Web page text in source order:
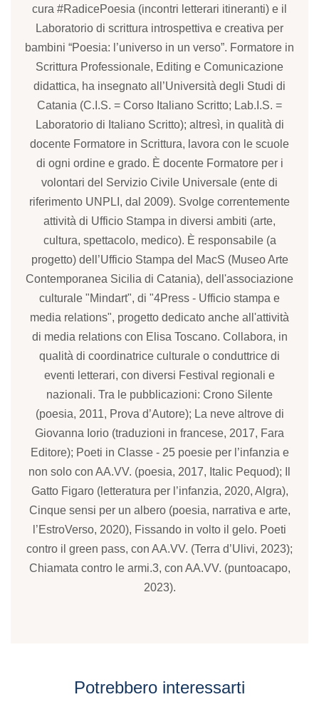
cura #RadicePoesia (incontri letterari itineranti) e il
Laboratorio di scrittura introspettiva e creativa per
bambini “Poesia: l’universo in un verso”. Formatore in
Scrittura Professionale, Editing e Comunicazione
didattica, ha insegnato all’Università degli Studi di
Catania (C.I.S. = Corso Italiano Scritto; Lab.I.S. =
Laboratorio di Italiano Scritto); altresì, in qualità di
docente Formatore in Scrittura, lavora con le scuole
di ogni ordine e grado. È docente Formatore per i
volontari del Servizio Civile Universale (ente di
riferimento UNPLI, dal 2009). Svolge correntemente
attività di Ufficio Stampa in diversi ambiti (arte,
cultura, spettacolo, medico). È responsabile (a
progetto) dell’Ufficio Stampa del MacS (Museo Arte
Contemporanea Sicilia di Catania), dell'associazione
culturale "Mindart", di "4Press - Ufficio stampa e
media relations", progetto dedicato anche all'attività
di media relations con Elisa Toscano. Collabora, in
qualità di coordinatrice culturale o conduttrice di
eventi letterari, con diversi Festival regionali e
nazionali. Tra le pubblicazioni: Crono Silente
(poesia, 2011, Prova d’Autore); La neve altrove di
Giovanna Iorio (traduzioni in francese, 2017, Fara
Editore); Poeti in Classe - 25 poesie per l’infanzia e
non solo con AA.VV. (poesia, 2017, Italic Pequod); Il
Gatto Figaro (letteratura per l’infanzia, 2020, Algra),
Cinque sensi per un albero (poesia, narrativa e arte,
l’EstroVerso, 2020), Fissando in volto il gelo. Poeti
contro il green pass, con AA.VV. (Terra d’Ulivi, 2023);
Chiamata contro le armi.3, con AA.VV. (puntoacapo,
2023).
Potrebbero interessarti